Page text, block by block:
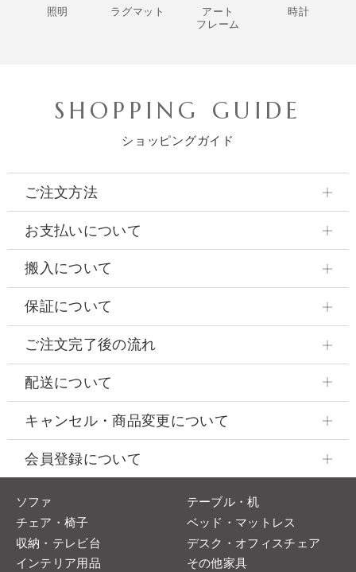
照明 ラグマット
アート
フレーム
時計
SHOPPING GUIDE
ショッピングガイド
ご注文方法
お支払いについて
搬入について
保証について
ご注文完了後の流れ
配送について
キャンセル・商品変更について
会員登録について
ソファ
テーブル・机
チェア・椅子
ベッド・マットレス
収納・テレビ台
デスク・オフィスチェア
インテリア用品
その他家具